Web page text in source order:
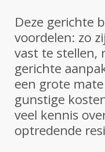
Deze gerichte
voordelen: zo
vast te stellen,
gerichte
een grote
gunstige
veel kennis
optredende